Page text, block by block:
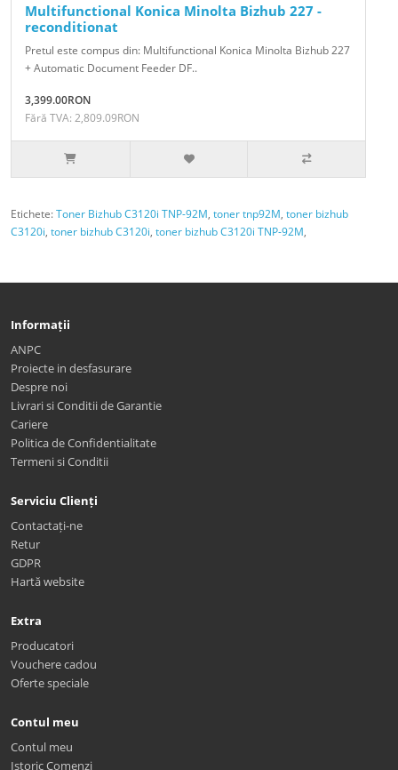
Multifunctional Konica Minolta Bizhub 227 -
reconditionat
Pretul este compus din: Multifunctional Konica Minolta Bizhub 227
+ Automatic Document Feeder DF..
3,399.00RON
Fără TVA: 2,809.09RON
Etichete:Toner Bizhub C3120i TNP-92M, toner tnp92M, toner bizhub
C3120i, toner bizhub C3120i, toner bizhub C3120i TNP-92M,
Informații
ANPC
Proiecte in desfasurare
Despre noi
Livrari si Conditii de Garantie
Cariere
Politica de Confidentialitate
Termeni si Conditii
Serviciu Clienți
Contactați-ne
Retur
GDPR
Hartă website
Extra
Producatori
Vouchere cadou
Oferte speciale
Contul meu
Contul meu
Istoric Comenzi